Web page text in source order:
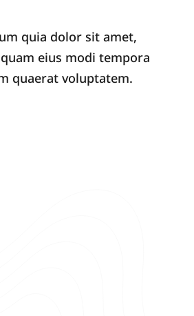
quia dolor sit amet,
eius modi tempora
quaerat voluptatem.